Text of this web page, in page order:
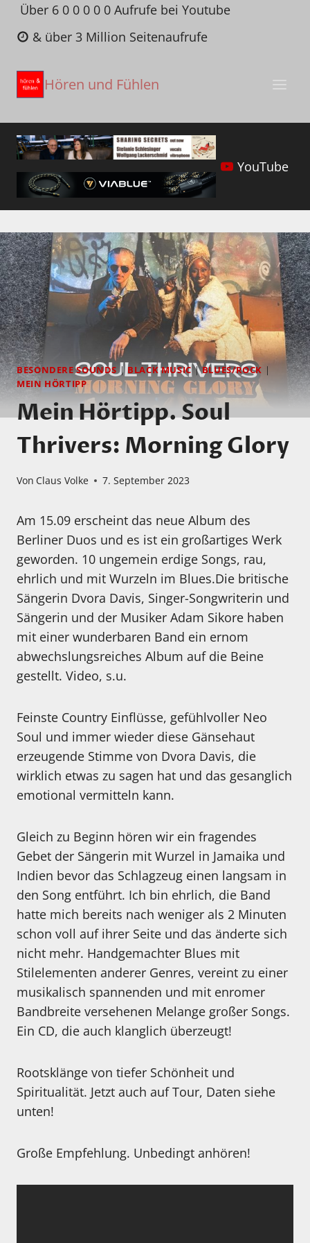
Zum
Inhalt
springen
Über 6 0 0 0 0 0 Aufrufe bei Youtube
& über 3 Million Seitenaufrufe
Hören und Fühlen
YouTube
BESONDERE SOUNDS|BLACK MUSIC|BLUES/ROCK |
MEIN HÖRTIPP
Mein Hörtipp. Soul
Thrivers: Morning Glory
Von Claus Volke 7. September 2023
Am 15.09 erscheint das neue Album des
Berliner Duos und es ist ein großartiges Werk
geworden. 10 ungemein erdige Songs, rau,
ehrlich und mit Wurzeln im Blues.Die britische
Sängerin Dvora Davis, Singer-Songwriterin und
Sängerin und der Musiker Adam Sikore haben
mit einer wunderbaren Band ein ernom
abwechslungsreiches Album auf die Beine
gestellt. Video, s.u.
Feinste Country Einflüsse, gefühlvoller Neo
Soul und immer wieder diese Gänsehaut
erzeugende Stimme von Dvora Davis, die
wirklich etwas zu sagen hat und das gesanglich
emotional vermitteln kann.
Gleich zu Beginn hören wir ein fragendes
Gebet der Sängerin mit Wurzel in Jamaika und
Indien bevor das Schlagzeug einen langsam in
den Song entführt. Ich bin ehrlich, die Band
hatte mich bereits nach weniger als 2 Minuten
schon voll auf ihrer Seite und das änderte sich
nicht mehr. Handgemachter Blues mit
Stilelementen anderer Genres, vereint zu einer
musikalisch spannenden und mit enromer
Bandbreite versehenen Melange großer Songs.
Ein CD, die auch klanglich überzeugt!
Rootsklänge von tiefer Schönheit und
Spiritualität. Jetzt auch auf Tour, Daten siehe
unten!
Große Empfehlung. Unbedingt anhören!